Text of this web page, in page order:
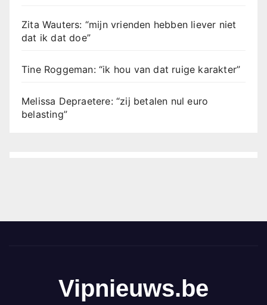
Zita Wauters: “mijn vrienden hebben liever niet
dat ik dat doe”
Tine Roggeman: “ik hou van dat ruige karakter”
Melissa Depraetere: “zij betalen nul euro
belasting”
Vipnieuws.be